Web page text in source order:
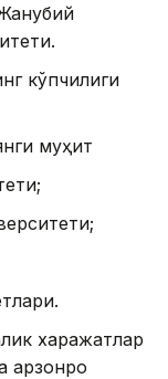
кўпчилиги
муҳит
харажатлар
арзонроқ